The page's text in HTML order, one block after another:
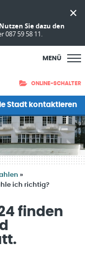
Nutzen Sie dazu den
087 59 58 11.
MENÜ
ONLINE-SCHALTER
Stadt kontaktieren
»
ich richtig?
finden